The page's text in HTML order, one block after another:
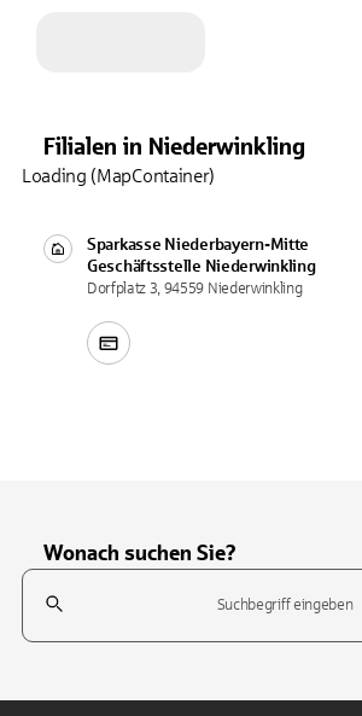
Filialen in Niederwinkling
Sparkasse Niederbayern-Mitte
Geschäftsstelle Niederwinkling
Dorfplatz 3, 94559 Niederwinkling
Loading (MapContainer)
Wonach suchen Sie?
Suchfeld